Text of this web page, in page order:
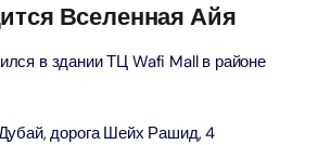
Вселенная Айя
в здании ТЦ Wafi Mall в районе
дорога Шейх Рашид, 4